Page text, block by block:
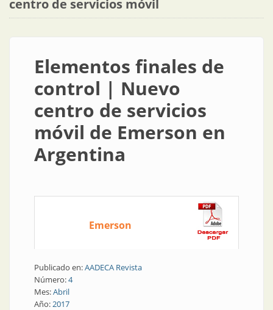
centro de servicios móvil
Elementos finales de
control | Nuevo
centro de servicios
móvil de Emerson en
Argentina
Emerson
Publicado en:AADECA Revista
Número:4
Mes:Abril
Año:2017